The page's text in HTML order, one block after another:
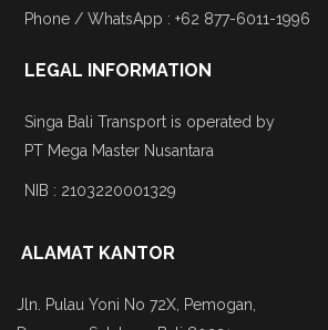
Phone / WhatsApp : +62 877-6011-1996
LEGAL INFORMATION
Singa Bali Transport is operated by
PT Mega Master Nusantara
NIB : 2103220001329
ALAMAT KANTOR
Jln. Pulau Yoni No 72X, Pemogan,